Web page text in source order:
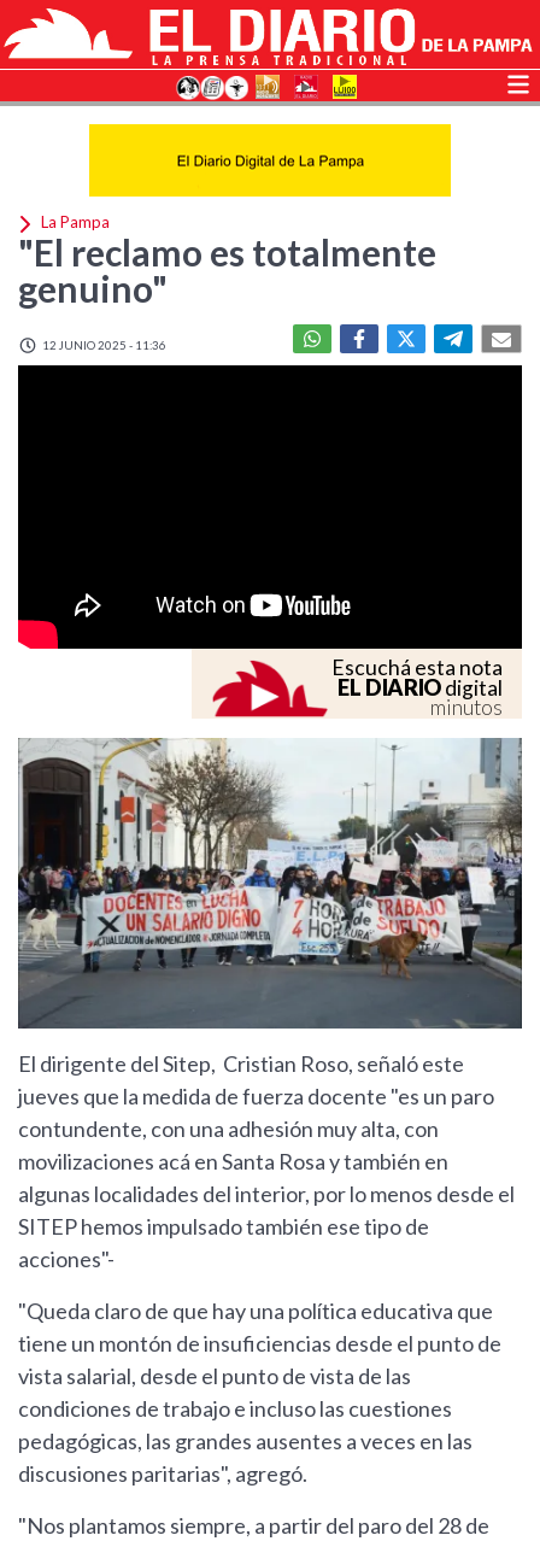
La Pampa
"El reclamo es totalmente
genuino"
12 JUNIO 2025 - 11:36
Escuchá esta nota
EL DIARIOdigital
minutos
El dirigente del Sitep, Cristian Roso, señaló este
jueves que la medida de fuerza docente "es un paro
contundente, con una adhesión muy alta, con
movilizaciones acá en Santa Rosa y también en
algunas localidades del interior, por lo menos desde el
SITEP hemos impulsado también ese tipo de
acciones"-
"Queda claro de que hay una política educativa que
tiene un montón de insuficiencias desde el punto de
vista salarial, desde el punto de vista de las
condiciones de trabajo e incluso las cuestiones
pedagógicas, las grandes ausentes a veces en las
discusiones paritarias", agregó.
"Nos plantamos siempre, a partir del paro del 28 de